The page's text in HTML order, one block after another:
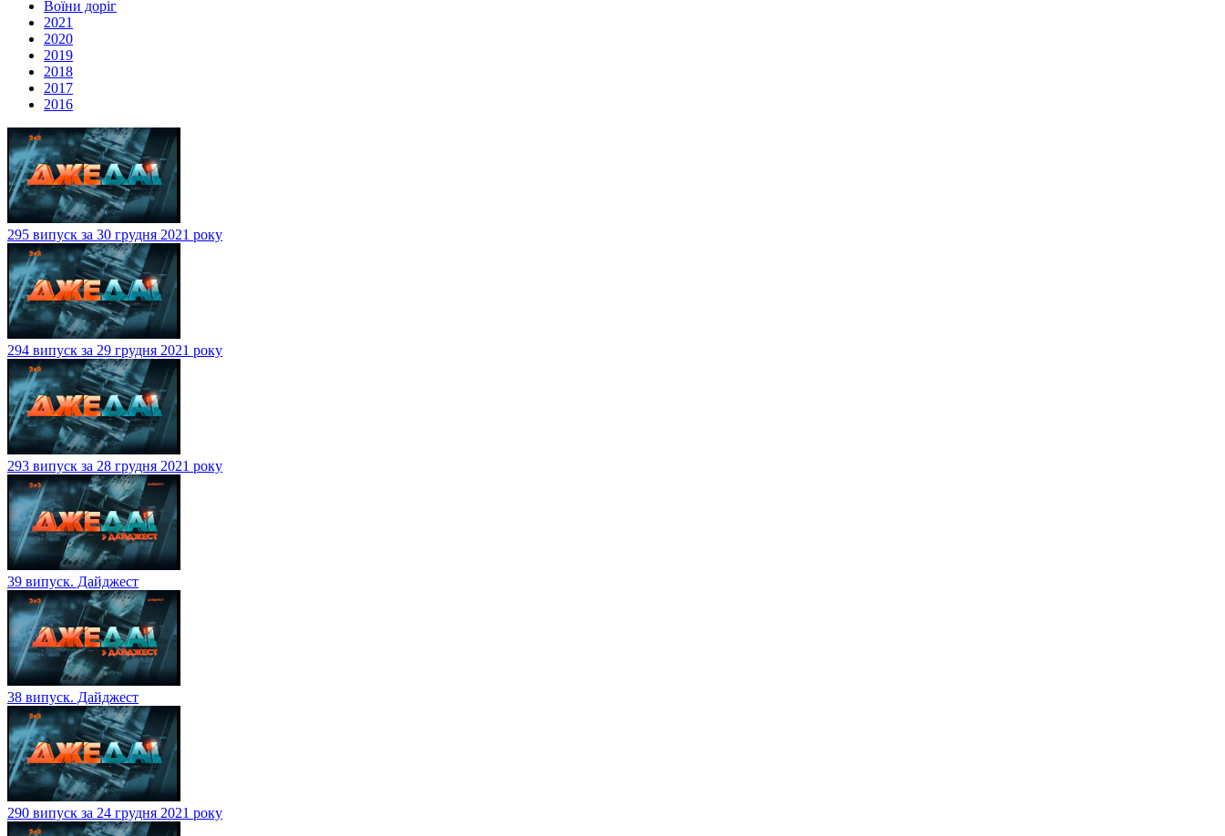
Воїни доріг
2021
2020
2019
2018
2017
2016
295 випуск за 30 грудня 2021 року
294 випуск за 29 грудня 2021 року
293 випуск за 28 грудня 2021 року
39 випуск. Дайджест
38 випуск. Дайджест
290 випуск за 24 грудня 2021 року